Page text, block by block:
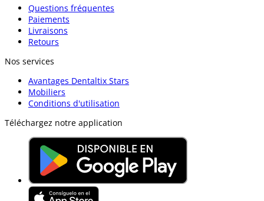
Questions fréquentes
Paiements
Livraisons
Retours
Nos services
Avantages Dentaltix Stars
Mobiliers
Conditions d'utilisation
Téléchargez notre application